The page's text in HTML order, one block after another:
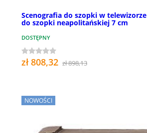
Scenografia do szopki w
do szopki neapolitańskiej 7 cm
DOSTĘPNY
zł 808,32 zł 898,13
NOWOŚCI